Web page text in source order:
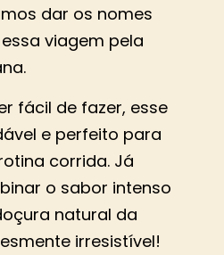
dar os nomes
viagem pela
fácil de fazer, esse
e perfeito para
corrida. Já
o sabor intenso
natural da
irresistível!